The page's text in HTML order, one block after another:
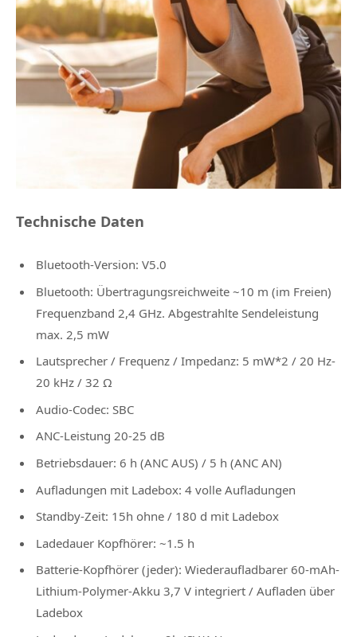
Technische Daten
Bluetooth-Version: V5.0
Bluetooth: Übertragungsreichweite ~10 m (im Freien)
Frequenzband 2,4 GHz. Abgestrahlte Sendeleistung
max. 2,5 mW
Lautsprecher / Frequenz / Impedanz: 5 mW*2 / 20 Hz-
20 kHz / 32 Ω
Audio-Codec: SBC
ANC-Leistung 20-25 dB
Betriebsdauer: 6 h (ANC AUS) / 5 h (ANC AN)
Aufladungen mit Ladebox: 4 volle Aufladungen
Standby-Zeit: 15h ohne / 180 d mit Ladebox
Ladedauer Kopfhörer: ~1.5 h
Batterie-Kopfhörer (jeder): Wiederaufladbarer 60-mAh-
Lithium-Polymer-Akku 3,7 V integriert / Aufladen über
Ladebox